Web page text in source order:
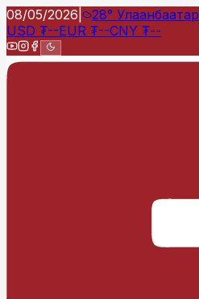
08/05/2026 28° Улаанбаатар
USD ₮--EUR ₮--CNY ₮--